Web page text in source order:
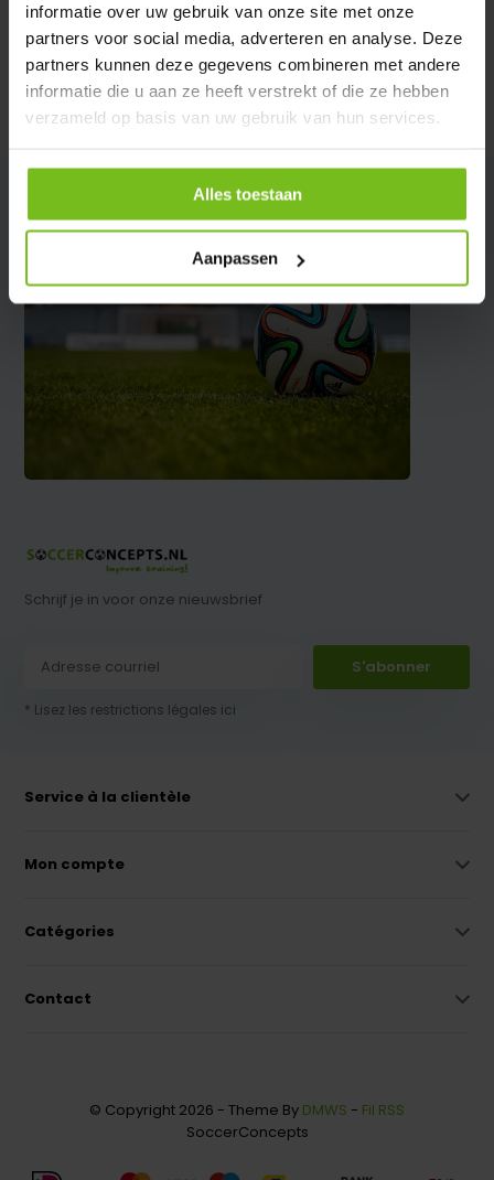
informatie over uw gebruik van onze site met onze
partners voor social media, adverteren en analyse. Deze
partners kunnen deze gegevens combineren met andere
informatie die u aan ze heeft verstrekt of die ze hebben
verzameld op basis van uw gebruik van hun services.
Alles toestaan
Aanpassen
Évaluations
Partager
Schrijf je in voor onze nieuwsbrief
S'abonner
* Lisez les restrictions légales ici
Service à la clientèle
Mon compte
Catégories
Contact
© Copyright 2026 - Theme By DMWS - Fil RSS
SoccerConcepts